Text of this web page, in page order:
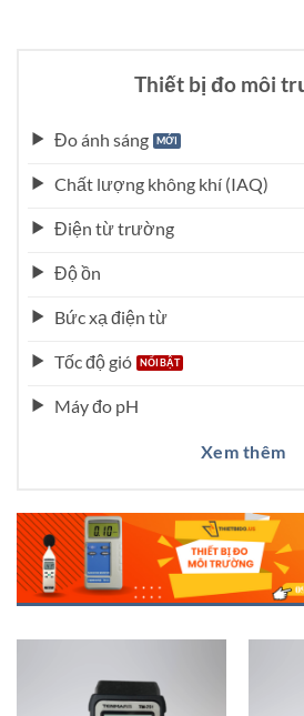
Thiết bị đo môi
Đo ánh sáng
Chất lượng không khí (IAQ)
Điện từ trường
Độ ồn
Bức xạ điện từ
Tốc độ gió
Máy đo pH
Xem thêm